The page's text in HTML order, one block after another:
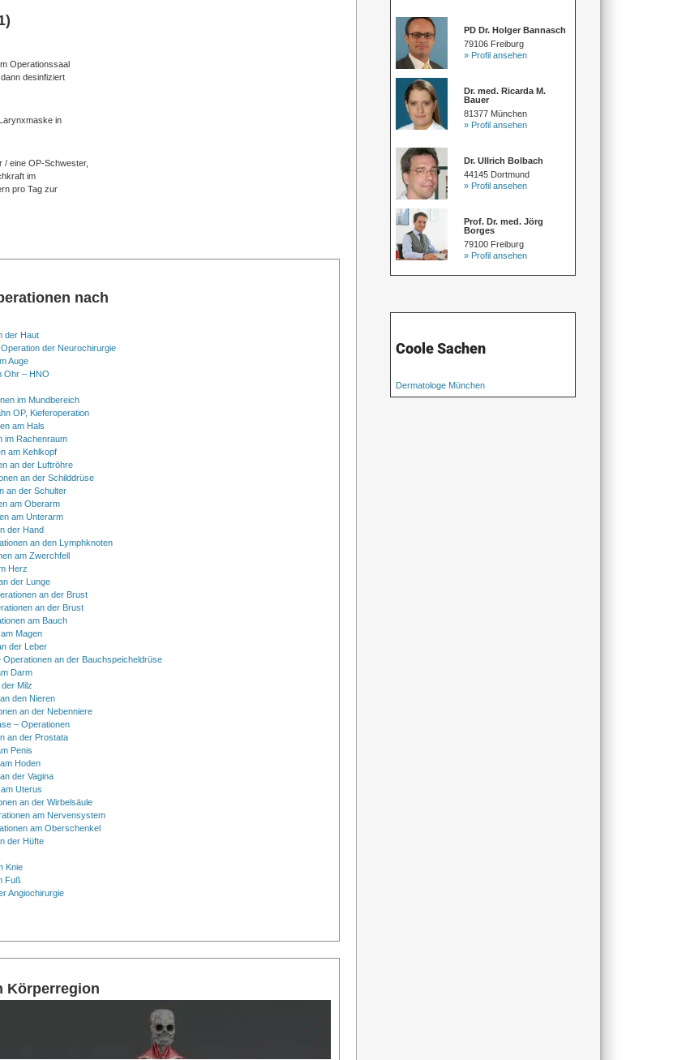
Operationssaal
desinfiziert
in
/ eine OP-Schwester,
im
pro Tag zur
nach
der Haut
der Neurochirurgie
Auge
Ohr – HNO
im Mundbereich
OP, Kieferoperation
am Hals
im Rachenraum
am Kehlkopf
an der Luftröhre
an der Schilddrüse
an der Schulter
am Oberarm
am Unterarm
der Hand
an den Lymphknoten
am Zwerchfell
Herz
der Lunge
an der Brust
an der Brust
am Bauch
Magen
der Leber
Operationen an der Bauchspeicheldrüse
Darm
Milz
den Nieren
an der Nebenniere
– Operationen
an der Prostata
Penis
Hoden
der Vagina
Uterus
an der Wirbelsäule
am Nervensystem
am Oberschenkel
der Hüfte
Knie
Fuß
Angiochirurgie
Körperregion
PD Dr. Holger Bannasch
79106 Freiburg
» Profil ansehen
Dr. med. Ricarda M.
Bauer
81377 München
» Profil ansehen
Dr. Ullrich Bolbach
44145 Dortmund
» Profil ansehen
Prof. Dr. med. Jörg
Borges
79100 Freiburg
» Profil ansehen
Coole Sachen
Dermatologe München